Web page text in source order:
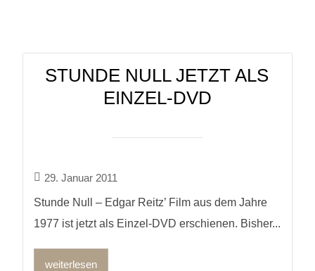
STUNDE NULL JETZT ALS
EINZEL-DVD
29. Januar 2011
Stunde Null – Edgar Reitz’ Film aus dem Jahre
1977 ist jetzt als Einzel-DVD erschienen. Bisher...
weiterlesen